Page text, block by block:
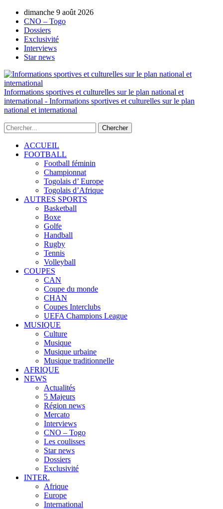
dimanche 9 août 2026
CNO – Togo
Dossiers
Exclusivité
Interviews
Star news
Informations sportives et culturelles sur le plan national et
international - Informations sportives et culturelles sur le plan
national et international
ACCUEIL
FOOTBALL
Football féminin
Championnat
Togolais d’ Europe
Togolais d’Afrique
AUTRES SPORTS
Basketball
Boxe
Golfe
Handball
Rugby
Tennis
Volleyball
COUPES
CAN
Coupe du monde
CHAN
Coupes Interclubs
UEFA Champions League
MUSIQUE
Culture
Musique
Musique urbaine
Musique traditionnelle
AFRIQUE
NEWS
Actualités
5 Majeurs
Région news
Mercato
Interviews
CNO – Togo
Les coulisses
Star news
Dossiers
Exclusivité
INTER.
Afrique
Europe
International
AUTORISATION DE LA HAAC N°0134/